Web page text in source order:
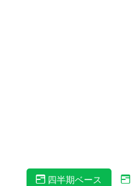
四半期ベース